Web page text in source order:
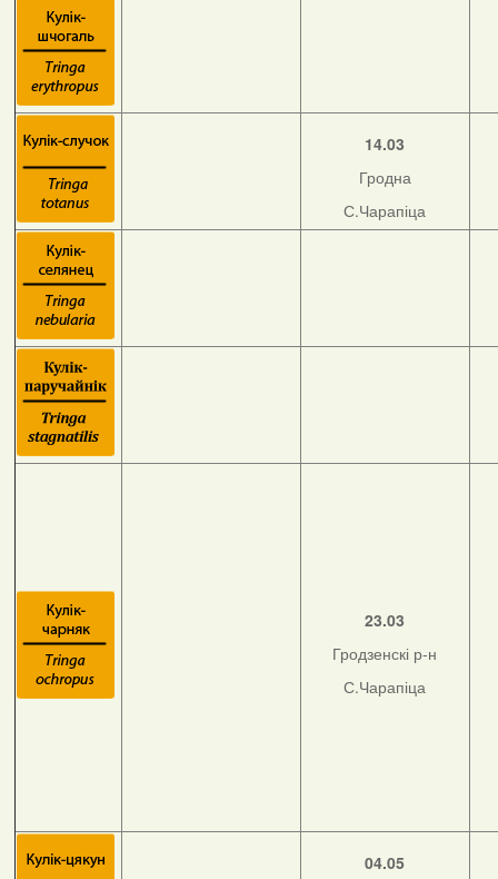
14.03
Гродна
С.Чарапіца
23.03
Гродзенскі р-н
С.Чарапіца
04.05